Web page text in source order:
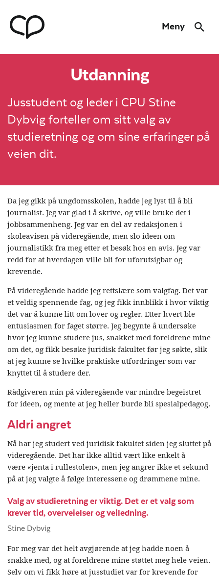
Meny
Søk
Utdanning
Jusstudent og leder i CPU Stine
Dybvig forteller om sitt valg av
studieretning og om sine erfaringer på
veien dit.
Da jeg gikk på ungdomsskolen, hadde jeg lyst til å bli
journalist. Jeg var glad i å skrive, og ville bruke det i
jobbsammenheng. Jeg var en del av redaksjonen i
skoleavisen på videregående, men slo ideen om
journalistikk fra meg etter et besøk hos en avis. Jeg var
redd for at hverdagen ville bli for uforutsigbar og
krevende.
På videregående hadde jeg rettslære som valgfag. Det var
et veldig spennende fag, og jeg fikk innblikk i hvor viktig
det var å kunne litt om lover og regler. Etter hvert ble
entusiasmen for faget større. Jeg begynte å undersøke
hvor jeg kunne studere jus, snakket med foreldrene mine
om det, og fikk besøke juridisk fakultet før jeg søkte, slik
at jeg kunne se hvilke praktiske utfordringer som var
knyttet til å studere der.
Rådgiveren min på videregående var mindre begeistret
for ideen, og mente at jeg heller burde bli spesialpedagog.
Aldri angret
Nå har jeg studert ved juridisk fakultet siden jeg sluttet på
videregående. Det har ikke alltid vært like enkelt å
være «jenta i rullestolen», men jeg angrer ikke et sekund
på at jeg valgte å følge interessene og drømmene mine.
Valg av studieretning er viktig. Det er et valg som
krever tid, overveielser og veiledning.
Stine Dybvig
For meg var det helt avgjørende at jeg hadde noen å
snakke med, og at foreldrene mine støttet meg hele veien.
Selv om vi fikk høre at jusstudiet var for krevende for